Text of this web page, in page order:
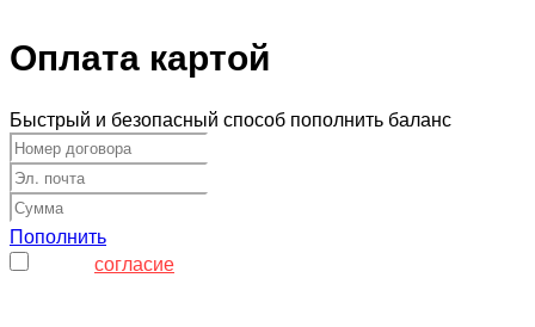
Оплата картой
Быстрый и безопасный способ пополнить баланс
Пополнить
согласие